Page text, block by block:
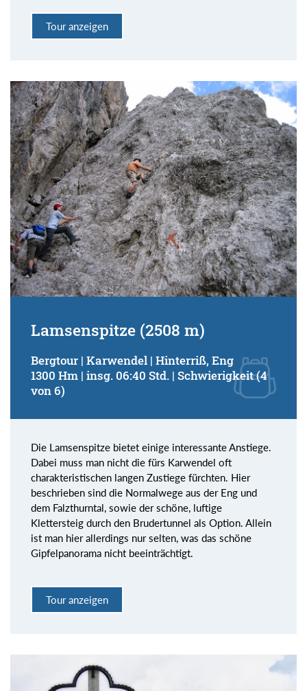
Tour anzeigen
Lamsenspitze (2508 m)
Bergtour | Karwendel | Hinterriß, Eng
1300 Hm | insg. 06:40 Std. | Schwierigkeit (4
von 6)
Die Lamsenspitze bietet einige interessante Anstiege.
Dabei muss man nicht die fürs Karwendel oft
charakteristischen langen Zustiege fürchten. Hier
beschrieben sind die Normalwege aus der Eng und
dem Falzthurntal, sowie der schöne, luftige
Klettersteig durch den Brudertunnel als Option. Allein
ist man hier allerdings nur selten, was das schöne
Gipfelpanorama nicht beeinträchtigt.
Tour anzeigen